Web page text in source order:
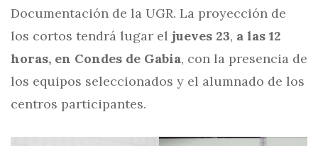
Documentación de la UGR. La proyección de
los cortos tendrá lugar el jueves 23, a las 12
horas, en Condes de Gabia, con la presencia de
los equipos seleccionados y el alumnado de los
centros participantes.